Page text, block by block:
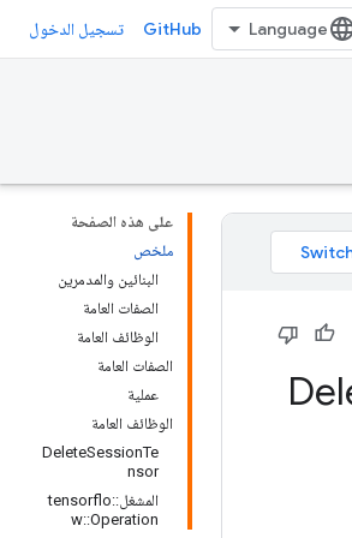
GitHub تسجيل الدخول
على هذه الصفحة
ملخص
البنائين والمدمرين
الصفات العامة
الوظائف العامة
الصفات العامة
عملية
الوظائف العامة
DeleteSessionTe
nsor
المشغل::tensorflo
w::Operation